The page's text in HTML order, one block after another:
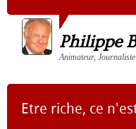
Philippe
Animateur,
Etre riche, ce